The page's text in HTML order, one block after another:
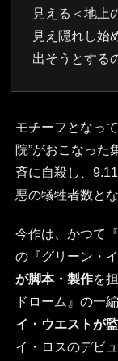
見える＜地上
見え隠れし始
出そうとする
モチーフとなっ
院”がおこなった
斉に自殺し、
悪の犠牲者数と
今作は、かつて
の『グリーン・
が脚本・製作を
ドローム』の一
イ・ウエストが
イ・ロスのデビ